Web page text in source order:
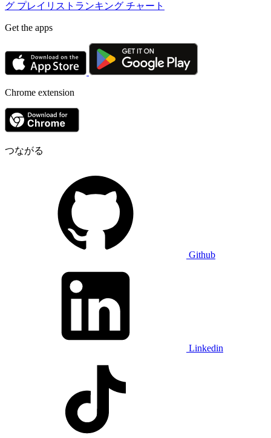
グ プレイリストランキング チャート
Get the apps
Chrome extension
つながる
Github
Linkedin